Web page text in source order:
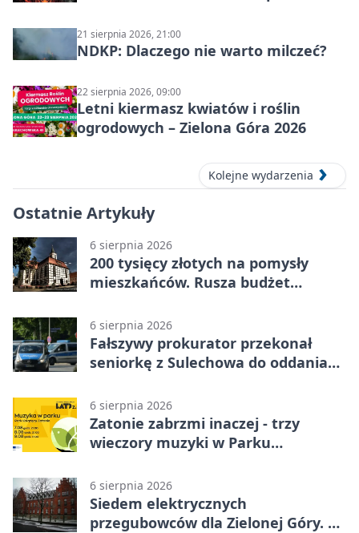
21 sierpnia 2026, 21:00
NDKP: Dlaczego nie warto milczeć?
22 sierpnia 2026, 09:00
Letni kiermasz kwiatów i roślin
ogrodowych – Zielona Góra 2026
Kolejne wydarzenia
Ostatnie Artykuły
6 sierpnia 2026
200 tysięcy złotych na pomysły
mieszkańców. Rusza budżet
6 sierpnia 2026
Fałszywy prokurator przekonał
seniorkę z Sulechowa do oddania
6 sierpnia 2026
Zatonie zabrzmi inaczej - trzy
wieczory muzyki w Parku
6 sierpnia 2026
Siedem elektrycznych
przegubowców dla Zielonej Góry. To